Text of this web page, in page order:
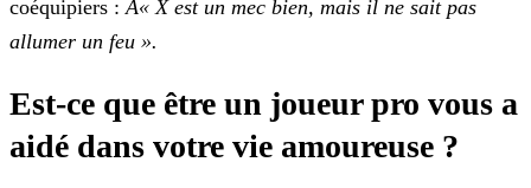
coéquipiers : Â« X est un mec bien, mais il ne sait pas
allumer un feu ».
Est-ce que être un joueur pro vous a
aidé dans votre vie amoureuse ?